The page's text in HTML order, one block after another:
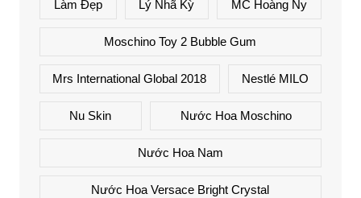
Làm Đẹp Lý Nhã Kỳ MC Hoàng Ny
Moschino Toy 2 Bubble Gum
Mrs International Global 2018 Nestlé MILO
Nu Skin Nước Hoa Moschino
Nước Hoa Nam
Nước Hoa Versace Bright Crystal